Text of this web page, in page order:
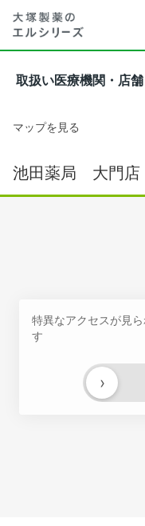
取扱い医療機関・店舗
マップを見る
池田薬局 大門店
特異なアクセスが見
す
›